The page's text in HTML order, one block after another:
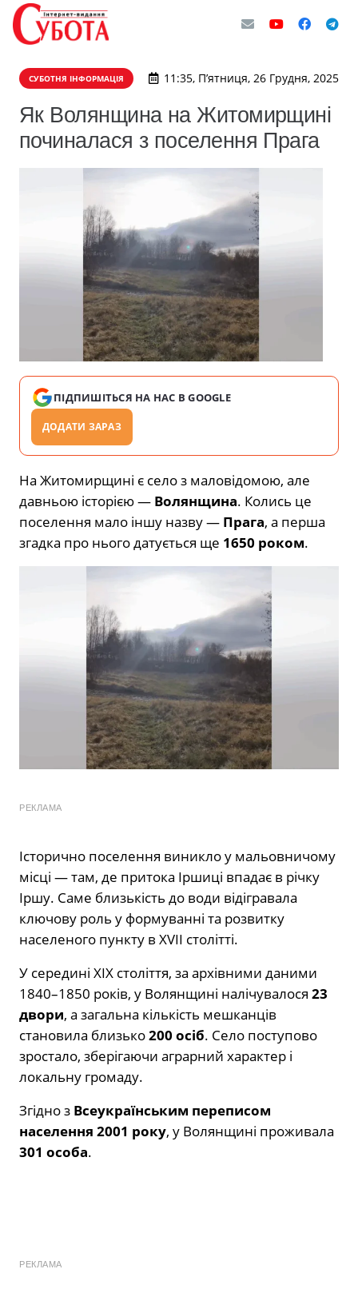
СУБОТНЯ ІНФОРМАЦІЯ 11:35, П’ятниця, 26 Грудня, 2025
Як Волянщина на Житомирщині
починалася з поселення Прага
ПІДПИШІТЬСЯ НА НАС В GOOGLE
ДОДАТИ ЗАРАЗ
На Житомирщині є село з маловідомою, але
давньою історією — Волянщина. Колись це
поселення мало іншу назву — Прага, а перша
згадка про нього датується ще 1650 роком.
РЕКЛАМА
Історично поселення виникло у мальовничому
місці — там, де притока Іршиці впадає в річку
Іршу. Саме близькість до води відігравала
ключову роль у формуванні та розвитку
населеного пункту в XVII столітті.
У середині ХІХ століття, за архівними даними
1840–1850 років, у Волянщині налічувалося 23
двори, а загальна кількість мешканців
становила близько200 осіб. Село поступово
зростало, зберігаючи аграрний характер і
локальну громаду.
Згідно з Всеукраїнським переписом
населення 2001 року, у Волянщині проживала
301 особа.
РЕКЛАМА